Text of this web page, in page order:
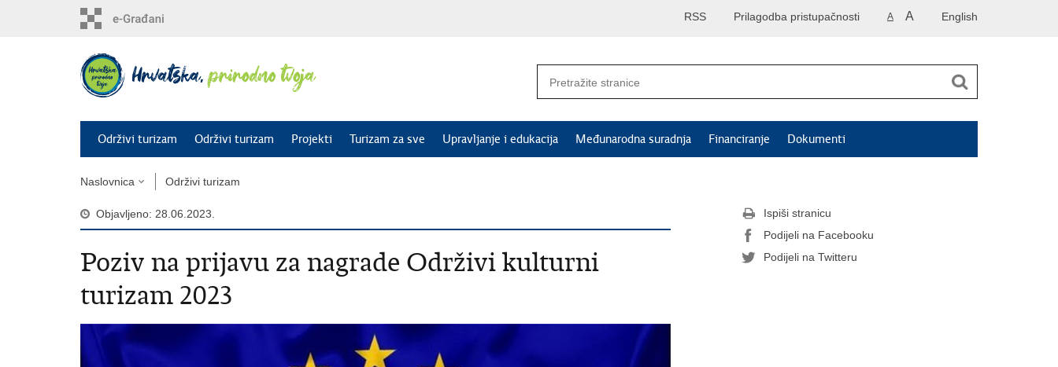
English
A A
Prilagodba pristupačnosti
RSS
Održivi turizam Održivi turizam Projekti Turizam za sve Upravljanje i edukacija Međunarodna suradnja Financiranje Dokumenti
Naslovnica Održivi turizam
Objavljeno: 28.06.2023.
Poziv na prijavu za nagrade Održivi kulturni
turizam 2023
Ispiši stranicu
Podijeli na Facebooku
Podijeli na Twitteru